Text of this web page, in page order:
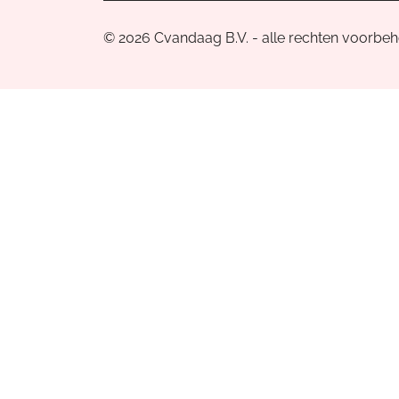
© 2026 Cvandaag B.V. - alle rechten